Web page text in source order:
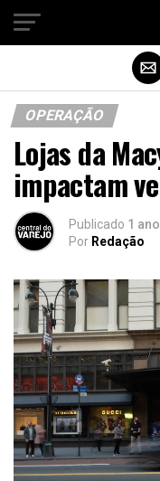
OPERAÇÃO
Lojas da
impactam
Publicado 1
Por Redação